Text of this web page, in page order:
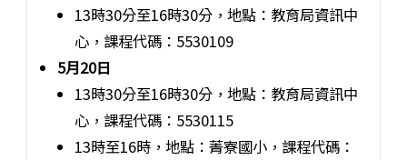
13時30分至16時30分，地點：教育局資訊中
心，課程代碼：5530109
5月20日
13時30分至16時30分，地點：教育局資訊中
心，課程代碼：5530115
13時至16時，地點：菁寮國小，課程代碼：